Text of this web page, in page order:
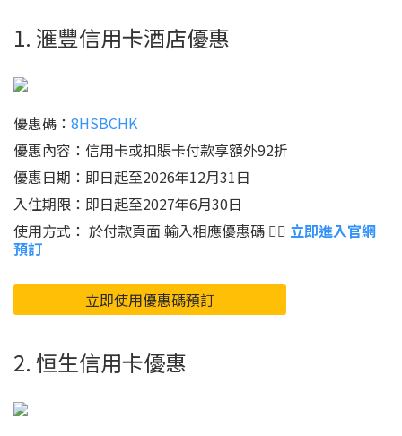
1. 滙豐信用卡酒店優惠
優惠碼： 8HSBCHK
優惠內容：信用卡或扣賬卡付款享額外92折
優惠日期：即日起至2026年12月31日
入住期限：即日起至2027年6月30日
使用方式： 於付款頁面 輸入相應優惠碼 👉🏻 立即進入官網
預訂
立即使用優惠碼預訂
2. 恒生信用卡優惠